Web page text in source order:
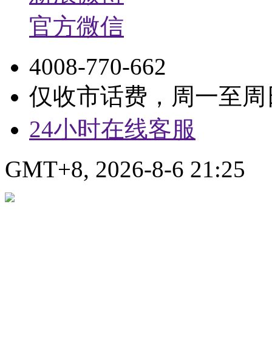
官方微信
4008-770-662
仅收市话费，周一至周
24小时在线客服
GMT+8, 2026-8-6 21:25